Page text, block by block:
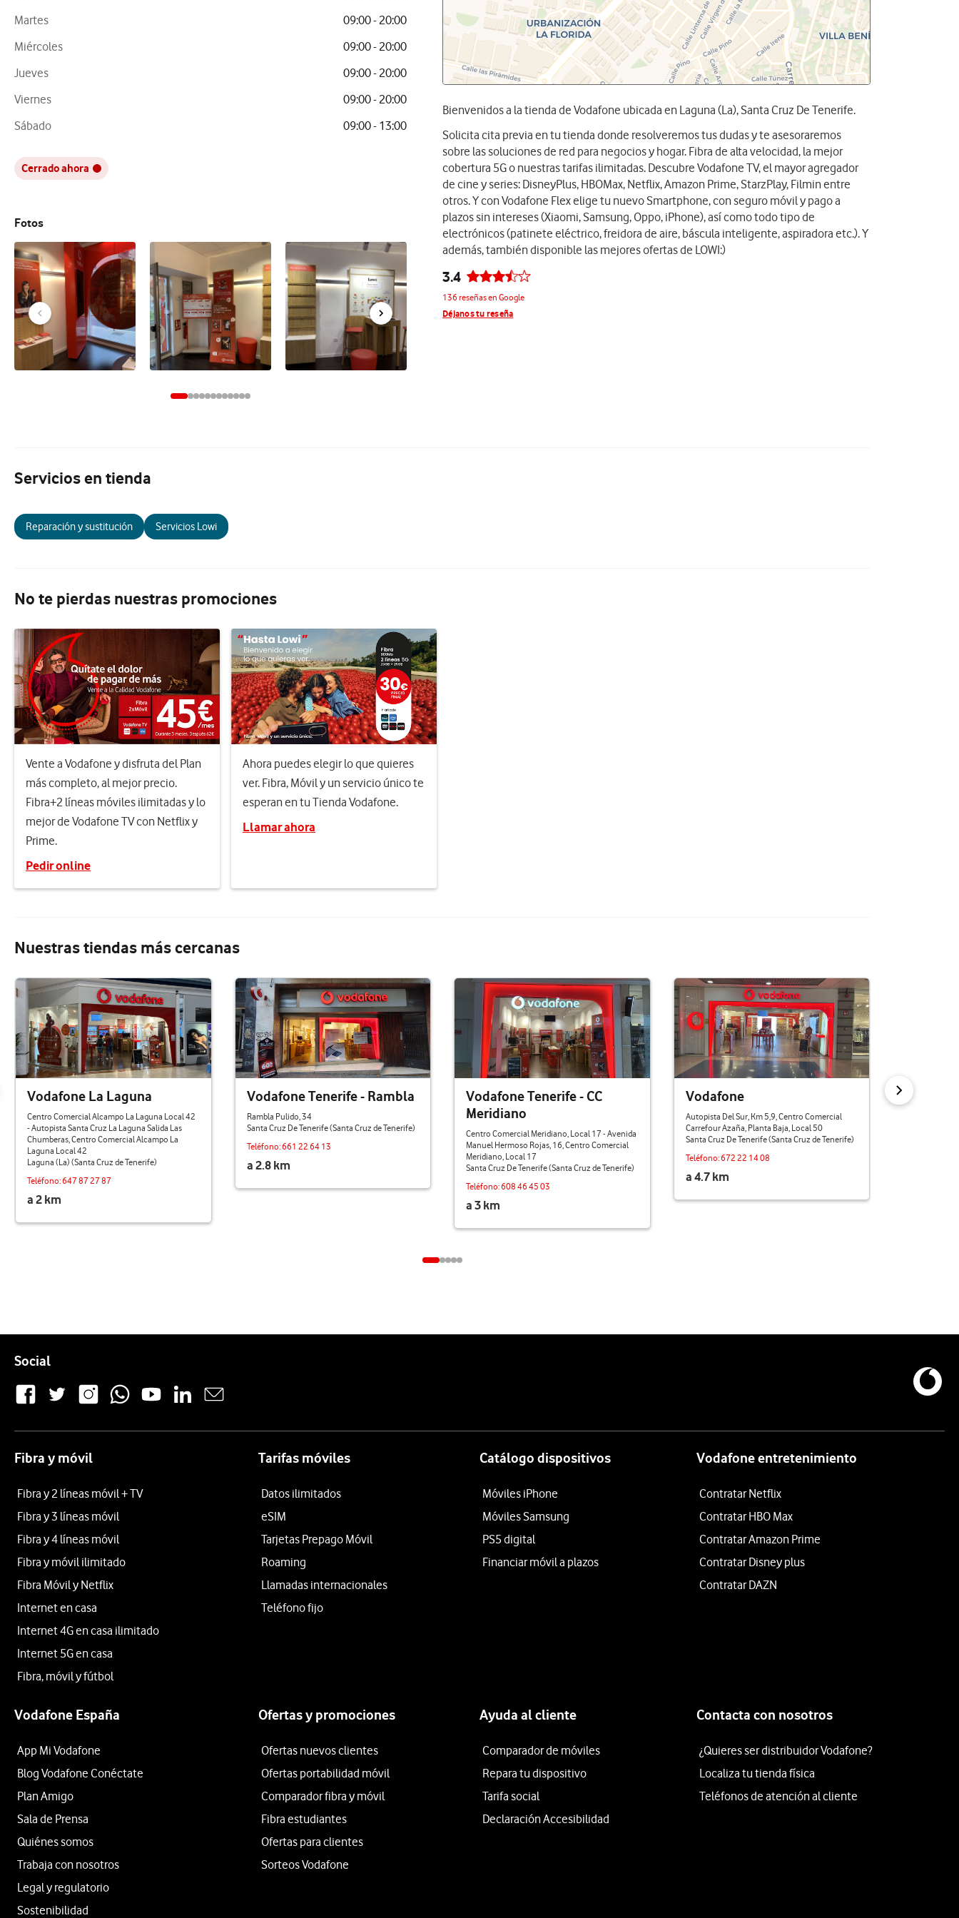
Martes
09:00 - 20:00
Miércoles
09:00 - 20:00
Jueves
09:00 - 20:00
Viernes
09:00 - 20:00
Sábado
09:00 - 13:00
Cerrado ahora
Fotos
Bienvenidos a la tienda de Vodafone ubicada en Laguna (La), Santa Cruz De Tenerife.
Solicita cita previa en tu tienda donde resolveremos tus dudas y te asesoraremos
sobre las soluciones de red para negocios y hogar. Fibra de alta velocidad, la mejor
cobertura 5G o nuestras tarifas ilimitadas. Descubre Vodafone TV, el mayor agregador
de cine y series: DisneyPlus, HBOMax, Netflix, Amazon Prime, StarzPlay, Filmin entre
otros. Y con Vodafone Flex elige tu nuevo Smartphone, con seguro móvil y pago a
plazos sin intereses (Xiaomi, Samsung, Oppo, iPhone), así como todo tipo de
electrónicos (patinete eléctrico, freidora de aire, báscula inteligente, aspiradora etc.). Y
además, también disponible las mejores ofertas de LOWI:)
3.4
136 reseñas en Google
Déjanos tu reseña
Servicios en tienda
Reparación y sustitución Servicios Lowi
No te pierdas nuestras promociones
Vente a Vodafone y disfruta del Plan
más completo, al mejor precio.
Fibra+2 líneas móviles ilimitadas y lo
mejor de Vodafone TV con Netflix y
Prime.
Pedir online
Ahora puedes elegir lo que quieres
ver. Fibra, Móvil y un servicio único te
esperan en tu Tienda Vodafone.
Llamar ahora
Nuestras tiendas más cercanas
Vodafone La Laguna
Centro Comercial Alcampo La Laguna Local 42
- Autopista Santa Cruz La Laguna Salida Las
Chumberas, Centro Comercial Alcampo La
Laguna Local 42
Laguna (La) (Santa Cruz de Tenerife)
Teléfono:647 87 27 87
a 2 km
Vodafone Tenerife - Rambla
Rambla Pulido, 34
Santa Cruz De Tenerife (Santa Cruz de Tenerife)
Teléfono:661 22 64 13
a 2.8 km
Vodafone Tenerife - CC
Meridiano
Centro Comercial Meridiano, Local 17 - Avenida
Manuel Hermoso Rojas, 16, Centro Comercial
Meridiano, Local 17
Santa Cruz De Tenerife (Santa Cruz de Tenerife)
Teléfono:608 46 45 03
a 3 km
Vodafone
Autopista Del Sur, Km 5,9, Centro Comercial
Carrefour Azaña, Planta Baja, Local 50
Santa Cruz De Tenerife (Santa Cruz de Tenerife)
Teléfono:672 22 14 08
a 4.7 km
SocialEnlaces a las redes sociales de Vodafone
Fibra y móvil
Fibra y 2 líneas móvil + TV
Fibra y 3 líneas móvil
Fibra y 4 líneas móvil
Fibra y móvil ilimitado
Fibra Móvil y Netflix
Internet en casa
Internet 4G en casa ilimitado
Internet 5G en casa
Fibra, móvil y fútbol
Tarifas móviles
Datos ilimitados
eSIM
Tarjetas Prepago Móvil
Roaming
Llamadas internacionales
Teléfono fijo
Catálogo dispositivos
Móviles iPhone
Móviles Samsung
PS5 digital
Financiar móvil a plazos
Vodafone entretenimiento
Contratar Netflix
Contratar HBO Max
Contratar Amazon Prime
Contratar Disney plus
Contratar DAZN
Vodafone España
App Mi Vodafone
Blog Vodafone Conéctate
Plan Amigo
Sala de Prensa
Quiénes somos
Trabaja con nosotros
Legal y regulatorio
Sostenibilidad
Ofertas y promociones
Ofertas nuevos clientes
Ofertas portabilidad móvil
Comparador fibra y móvil
Fibra estudiantes
Ofertas para clientes
Sorteos Vodafone
Ayuda al cliente
Comparador de móviles
Repara tu dispositivo
Tarifa social
Declaración Accesibilidad
Contacta con nosotros
¿Quieres ser distribuidor Vodafone?
Localiza tu tienda física
Teléfonos de atención al cliente